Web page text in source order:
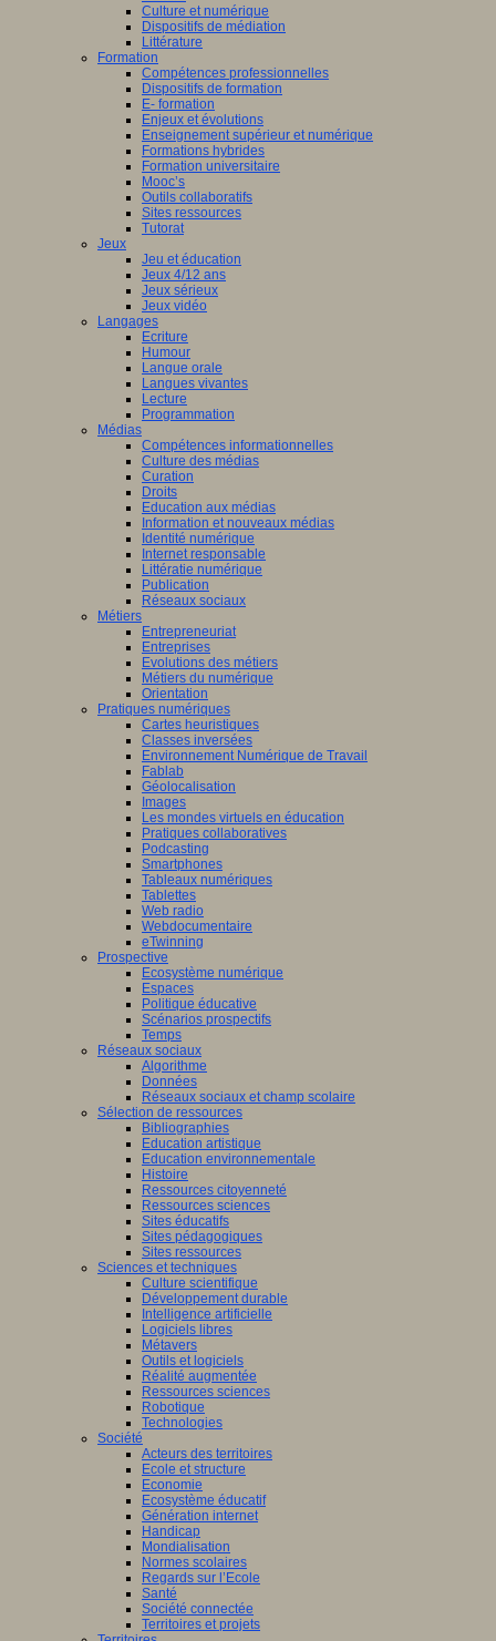
Culture et numérique
Dispositifs de médiation
Littérature
Formation
Compétences professionnelles
Dispositifs de formation
E- formation
Enjeux et évolutions
Enseignement supérieur et numérique
Formations hybrides
Formation universitaire
Mooc’s
Outils collaboratifs
Sites ressources
Tutorat
Jeux
Jeu et éducation
Jeux 4/12 ans
Jeux sérieux
Jeux vidéo
Langages
Ecriture
Humour
Langue orale
Langues vivantes
Lecture
Programmation
Médias
Compétences informationnelles
Culture des médias
Curation
Droits
Education aux médias
Information et nouveaux médias
Identité numérique
Internet responsable
Littératie numérique
Publication
Réseaux sociaux
Métiers
Entrepreneuriat
Entreprises
Evolutions des métiers
Métiers du numérique
Orientation
Pratiques numériques
Cartes heuristiques
Classes inversées
Environnement Numérique de Travail
Fablab
Géolocalisation
Images
Les mondes virtuels en éducation
Pratiques collaboratives
Podcasting
Smartphones
Tableaux numériques
Tablettes
Web radio
Webdocumentaire
eTwinning
Prospective
Ecosystème numérique
Espaces
Politique éducative
Scénarios prospectifs
Temps
Réseaux sociaux
Algorithme
Données
Réseaux sociaux et champ scolaire
Sélection de ressources
Bibliographies
Education artistique
Education environnementale
Histoire
Ressources citoyenneté
Ressources sciences
Sites éducatifs
Sites pédagogiques
Sites ressources
Sciences et techniques
Culture scientifique
Développement durable
Intelligence artificielle
Logiciels libres
Métavers
Outils et logiciels
Réalité augmentée
Ressources sciences
Robotique
Technologies
Société
Acteurs des territoires
Ecole et structure
Economie
Ecosystème éducatif
Génération internet
Handicap
Mondialisation
Normes scolaires
Regards sur l’Ecole
Santé
Société connectée
Territoires et projets